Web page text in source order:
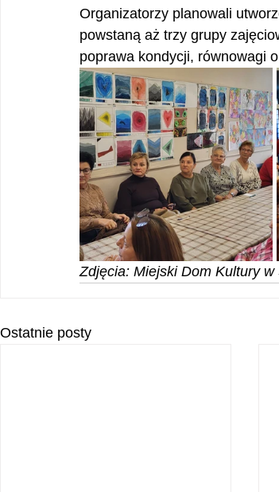
Organizatorzy planowali
powstaną aż trzy grupy
poprawa kondycji, równowagi
Zdjęcia: Miejski Dom Kultury w
Ostatnie posty